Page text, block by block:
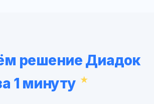
решение Диадок
1 минуту